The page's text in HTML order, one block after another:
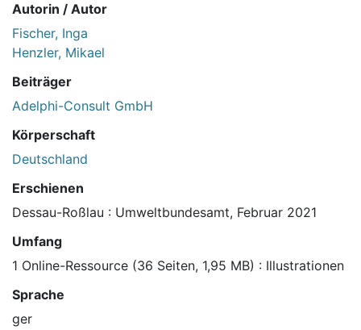
Autorin / Autor
Fischer, Inga
Henzler, Mikael
Beiträger
Adelphi-Consult GmbH
Körperschaft
Deutschland
Erschienen
Dessau-Roßlau : Umweltbundesamt, Februar 2021
Umfang
1 Online-Ressource (36 Seiten, 1,95 MB) : Illustrationen
Sprache
ger